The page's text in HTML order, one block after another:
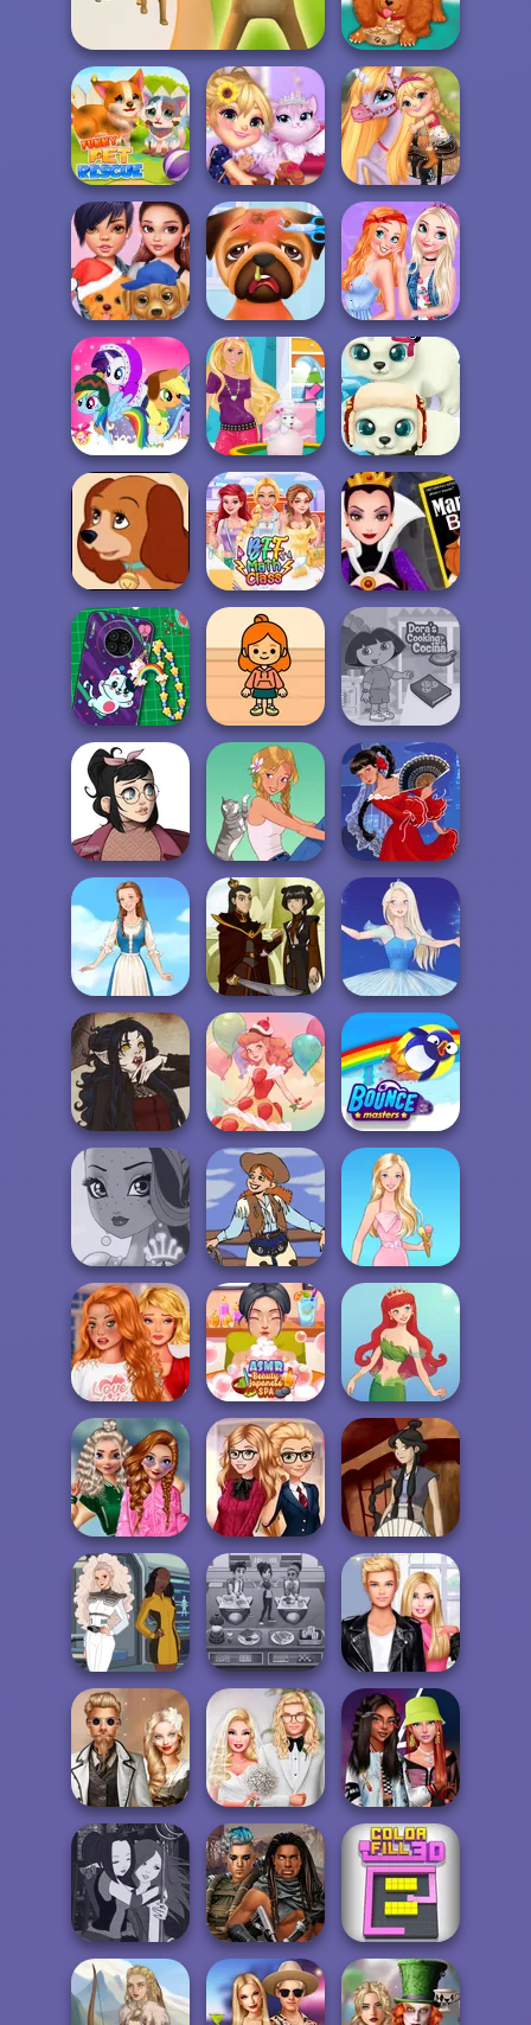
Dog Life Simulator
A Cat Person
Cute Puppy Care
Funny Rescue
Pet
Cute Kitty Care Cute Pony Care
Celebrity
Puppies
Princesses
Puppy Care
Princesses And
Pets Matching
O...
My Little Pony
Winter Looks
Barbie's Pet
Salon
Paws To Beauty
Arctic Edition
Kitten or Pup BFF Math Class
Evil Queen's
Revenge
DIY Phone Case
Shop
TB Avataria Life
Girl
Dora Cooking in
la Cucina
Casual Icon
Maker
A Girl And Her Pet Flamenco Dancer
Folklore Fashion Firebender Zuko Ice Ballerina
Gothic Heroine Dessert Girl Bouncemasters
Fairy Tale High Cowgirl Barbie
Bestie To The
Rescue Breakup
P...
ASMR Beauty
Japanese Spa
Cute Mermaid
School
Popularity
Challenge
Back To School
Fashionistas
Waterbender:
Katara
Trekkie Meiker
F/F
Cooking Cafe
Food Chef
Roomies Blind
Date
Steampunk
Wedding
Babs' Spring
Wedding
Fashionistas'
Faceoff